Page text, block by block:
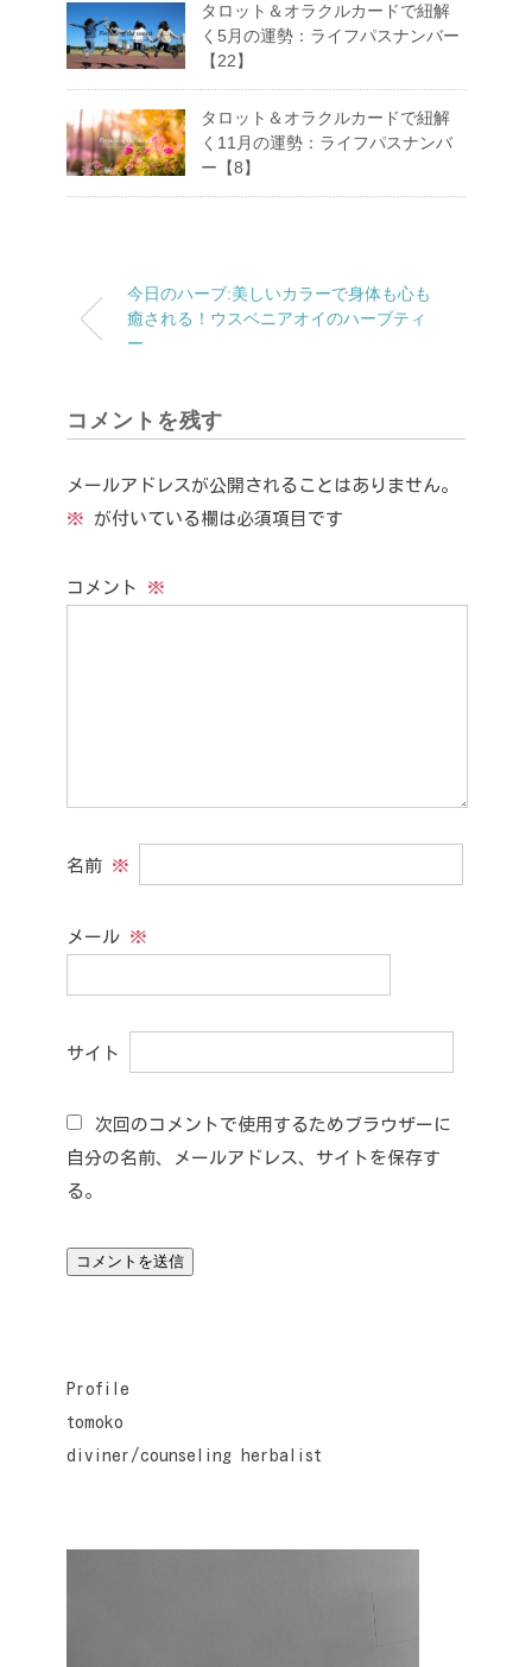
タロット＆オラクルカードで紐解
く5月の運勢：ライフパスナンバー
【22】
タロット＆オラクルカードで紐解
く11月の運勢：ライフパスナンバ
ー【8】
今日のハーブ:美しいカラーで身体も心も
癒される！ウスベニアオイのハーブティ
ー
コメントを残す
メールアドレスが公開されることはありません。
※ が付いている欄は必須項目です
コメント ※
名前 ※
メール ※
サイト
次回のコメントで使用するためブラウザーに
自分の名前、メールアドレス、サイトを保存す
る。
Profile
tomoko
diviner/counseling herbalist